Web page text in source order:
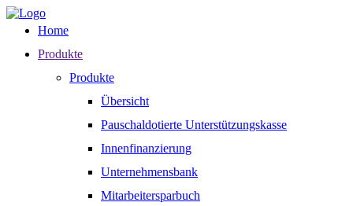
Home
Produkte
Produkte
Übersicht
Pauschaldotierte Unterstützungskasse
Innenfinanzierung
Unternehmensbank
Mitarbeitersparbuch